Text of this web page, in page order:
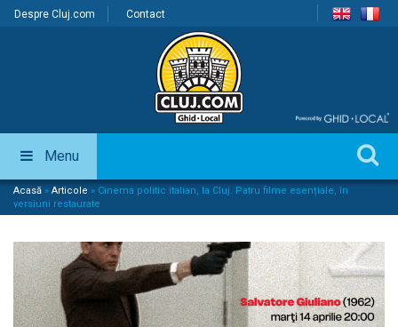
Despre Cluj.com Contact
Menu
Acasă » Articole » Cinema politic italian, la Cluj. Patru filme esențiale, în
versiuni restaurate